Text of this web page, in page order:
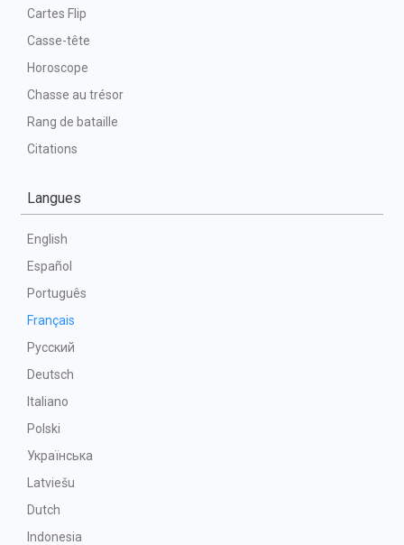
Cartes Flip
Casse-tête
Horoscope
Chasse au trésor
Rang de bataille
Citations
Langues
English
Español
Português
Français
Русский
Deutsch
Italiano
Polski
Українська
Latviešu
Dutch
Indonesia